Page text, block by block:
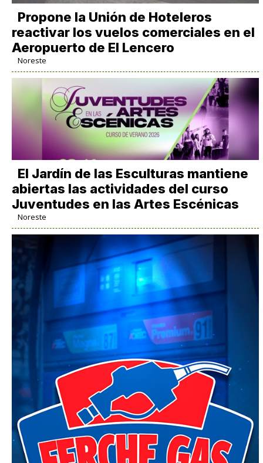
Propone la Unión de Hoteleros
reactivar los vuelos comerciales en el
Aeropuerto de El Lencero
Noreste
El Jardín de las Esculturas mantiene
abiertas las actividades del curso
Juventudes en las Artes Escénicas
Noreste